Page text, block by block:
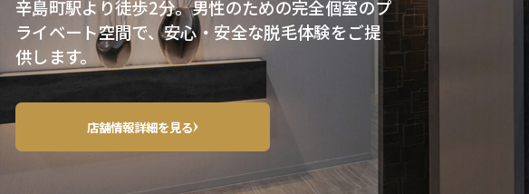
辛島町駅より徒歩2分。男性のための完全個室のプ
ライベート空間で、安心・安全な脱毛体験をご提
供します。
店舗情報詳細を見る